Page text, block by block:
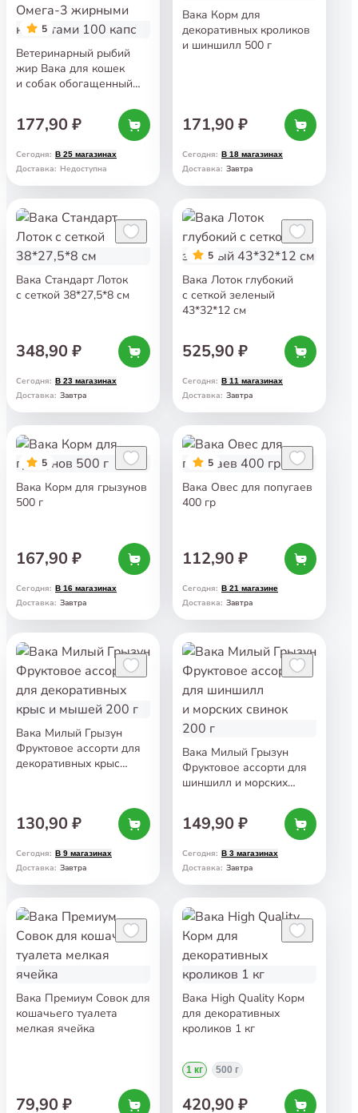
5
Ветеринарный рыбий
жир Вака для кошек
и собак обогащенный
кислотами 100 капс
177,90 ₽
Сегодня: В 25 магазинах
Доставка: Недоступна
Вака Корм для
декоративных кроликов
и шиншилл 500 г
171,90 ₽
Сегодня: В 18 магазинах
Доставка: Завтра
Вака Стандарт Лоток
с сеткой 38*27,5*8 см
348,90 ₽
Сегодня: В 23 магазинах
Доставка: Завтра
5
Вака Лоток глубокий
с сеткой зеленый
43*32*12 см
525,90 ₽
Сегодня: В 11 магазинах
Доставка: Завтра
5
Вака Корм для грызунов
500 г
167,90 ₽
Сегодня: В 16 магазинах
Доставка: Завтра
5
Вака Овес для попугаев
400 гр
112,90 ₽
Сегодня: В 21 магазине
Доставка: Завтра
Вака Милый Грызун
Фруктовое ассорти для
декоративных крыс
130,90 ₽
Сегодня: В 9 магазинах
Доставка: Завтра
Вака Милый Грызун
Фруктовое ассорти для
шиншилл и морских
149,90 ₽
Сегодня: В 3 магазинах
Доставка: Завтра
Вака Премиум Совок для
кошачьего туалета
мелкая ячейка
79,90 ₽
Вака High Quality Корм
для декоративных
кроликов 1 кг
1 кг 500 г
420,90 ₽